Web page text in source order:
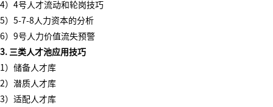
4）4号人才流动和轮岗技巧
5）5-7-8人力资本的分析
6）9号人力价值流失预警
3. 三类人才池应用技巧
1）储备人才库
2）潜质人才库
3）适配人才库